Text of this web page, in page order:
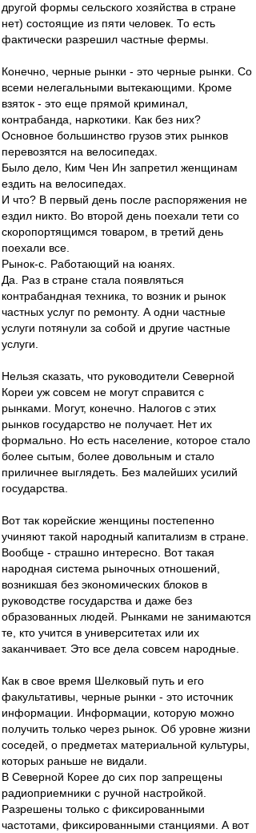
другой формы сельского хозяйства в стране
нет) состоящие из пяти человек. То есть
фактически разрешил частные фермы.
Конечно, черные рынки - это черные рынки. Со
всеми нелегальными вытекающими. Кроме
взяток - это еще прямой криминал,
контрабанда, наркотики. Как без них?
Основное большинство грузов этих рынков
перевозятся на велосипедах.
Было дело, Ким Чен Ин запретил женщинам
ездить на велосипедах.
И что? В первый день после распоряжения не
ездил никто. Во второй день поехали тети со
скоропортящимся товаром, в третий день
поехали все.
Рынок-с. Работающий на юанях.
Да. Раз в стране стала появляться
контрабандная техника, то возник и рынок
частных услуг по ремонту. А одни частные
услуги потянули за собой и другие частные
услуги.
Нельзя сказать, что руководители Северной
Кореи уж совсем не могут справится с
рынками. Могут, конечно. Налогов с этих
рынков государство не получает. Нет их
формально. Но есть население, которое стало
более сытым, более довольным и стало
приличнее выглядеть. Без малейших усилий
государства.
Вот так корейские женщины постепенно
учиняют такой народный капитализм в стране.
Вообще - страшно интересно. Вот такая
народная система рыночных отношений,
возникшая без экономических блоков в
руководстве государства и даже без
образованных людей. Рынками не занимаются
те, кто учится в университетах или их
заканчивает. Это все дела совсем народные.
Как в свое время Шелковый путь и его
факультативы, черные рынки - это источник
информации. Информации, которую можно
получить только через рынок. Об уровне жизни
соседей, о предметах материальной культуры,
которых раньше не видали.
В Северной Корее до сих пор запрещены
радиоприемники с ручной настройкой.
Разрешены только с фиксированными
частотами, фиксированными станциями. А вот